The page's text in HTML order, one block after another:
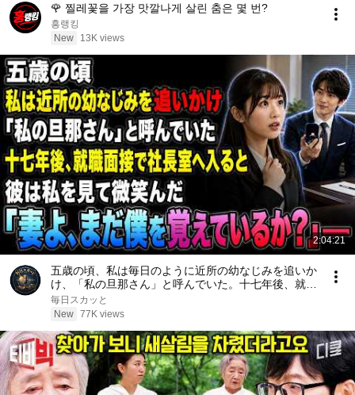
🌹 찔레꽃을 가장 맛깔나게 살린 춤은 몇 번?
흥랭킹
New
13K views
2:04:21
五歳の頃、私は毎日のように近所の幼なじみを追いか
け、「私の旦那さん」と呼んでいた。十七年後、就職
面接で社長室へ入ると、彼は私を見て微笑んだ。「妻
よ、まだ僕を覚えているか？」――
毎日スカッと
New 77K views